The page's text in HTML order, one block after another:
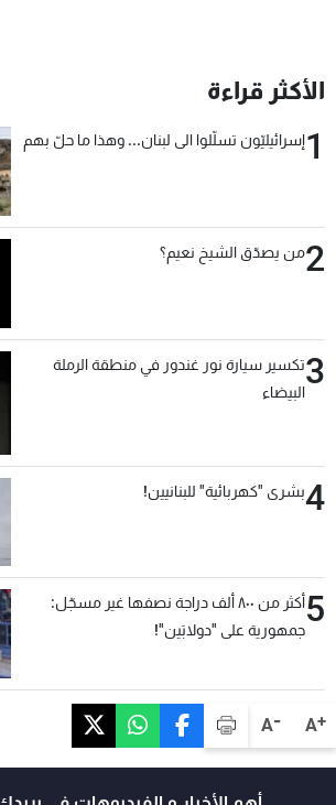
A+
A-
الأكثر قراءة
1إسرائيليّون تسلّلوا الى لبنان... وهذا ما حلّ بهم
2من يصدّق الشيخ نعيم؟
3تكسير سيارة نور غندور في منطقة الرملة
البيضاء
4بشرى "كهربائية" للبنانيين!
5
أكثر من ٨٠٠ ألف دراجة نصفها غير مسجّل:
جمهورية على "دولابَين"!